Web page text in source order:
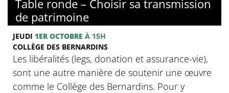
Table ronde – Choisir sa transmission
de patrimoine
JEUDI 1ER OCTOBRE À 15H
COLLÈGE DES BERNARDINS
Les libéralités (legs, donation et assurance-vie),
sont une autre manière de soutenir une œuvre
comme le Collège des Bernardins. Pour y